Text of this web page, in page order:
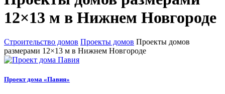
12×13 м в Нижнем Новгороде
Строительство домов Проекты домов Проекты домов
размерами 12×13 м в Нижнем Новгороде
Проект дома «Павия»